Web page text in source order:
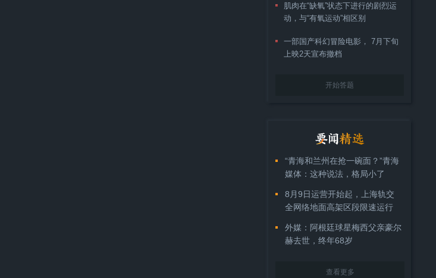
肌肉在“缺氧”状态下进行的剧烈运
动，与“有氧运动”相区别
一部国产科幻冒险电影， 7月下旬
上映2天宣布撤档
开始答题
“青海和兰州在抢一碗面？”青海
媒体：这种说法，格局小了
8月9日运营开始起，上海轨交
全网络地面高架区段限速运行
外媒：阿根廷球星梅西父亲豪尔
赫去世，终年68岁
查看更多